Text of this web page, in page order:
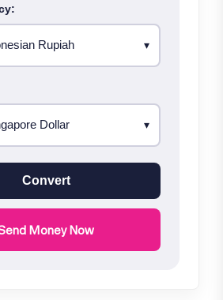
Convert
Money Now